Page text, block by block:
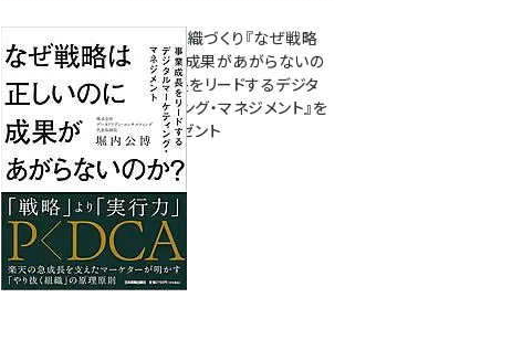
成果を生む組織づくり『なぜ戦略
は正しいのに成果があがらないの
か？ 事業成長をリードするデジタ
ルマーケティング・マネジメント』を
3名様にプレゼント
8月7日 10:00